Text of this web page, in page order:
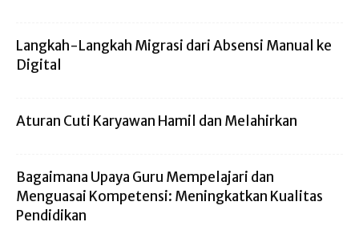
Langkah-Langkah Migrasi dari Absensi Manual ke
Digital
Aturan Cuti Karyawan Hamil dan Melahirkan
Bagaimana Upaya Guru Mempelajari dan
Menguasai Kompetensi: Meningkatkan Kualitas
Pendidikan